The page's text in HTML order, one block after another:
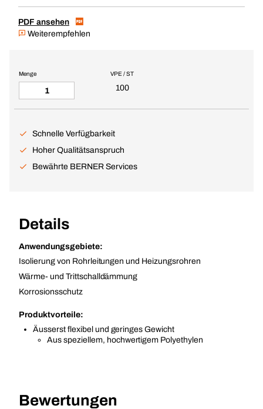
PDF ansehen
Weiterempfehlen
VPE / ST
100
Menge
Schnelle Verfügbarkeit
Hoher Qualitätsanspruch
Bewährte BERNER Services
Details
Anwendungsgebiete:
Isolierung von Rohrleitungen und Heizungsrohren
Wärme- und Trittschalldämmung
Korrosionsschutz
Produktvorteile:
Äusserst flexibel und geringes Gewicht
Aus speziellem, hochwertigem Polyethylen
Bewertungen